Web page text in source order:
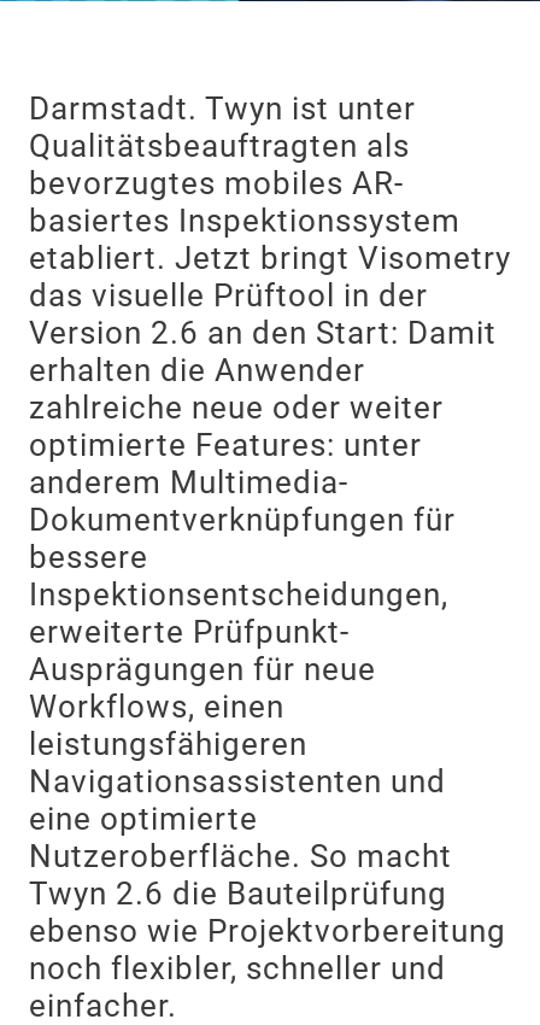
Darmstadt. Twyn ist unter
Qualitätsbeauftragten als
bevorzugtes mobiles AR-
basiertes Inspektionssystem
etabliert. Jetzt bringt Visometry
das visuelle Prüftool in der
Version 2.6 an den Start: Damit
erhalten die Anwender
zahlreiche neue oder weiter
optimierte Features: unter
anderem Multimedia-
Dokumentverknüpfungen für
bessere
Inspektionsentscheidungen,
erweiterte Prüfpunkt-
Ausprägungen für neue
Workflows, einen
leistungsfähigeren
Navigationsassistenten und
eine optimierte
Nutzeroberfläche. So macht
Twyn 2.6 die Bauteilprüfung
ebenso wie Projektvorbereitung
noch flexibler, schneller und
einfacher.